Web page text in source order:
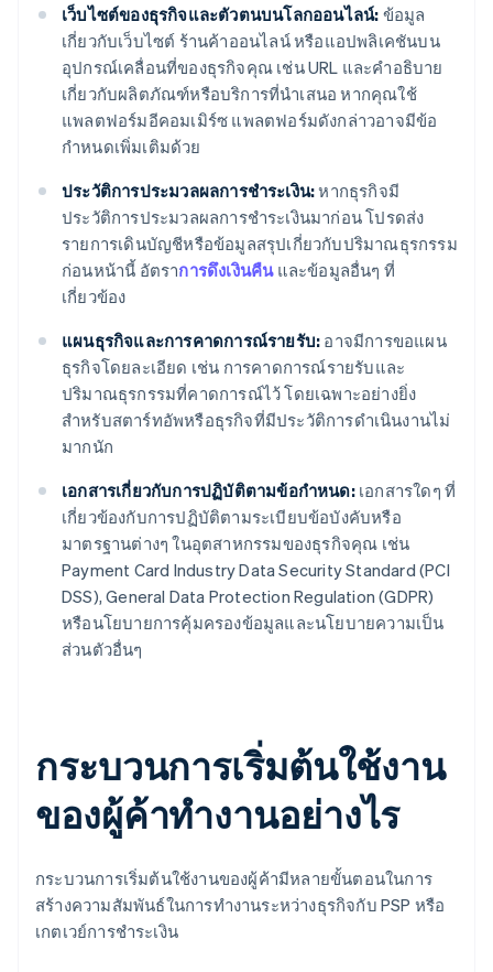
เว็บไซต์ของธุรกิจและตัวตนบนโลกออนไลน์: ข้อมูล
เกี่ยวกับเว็บไซต์ ร้านค้าออนไลน์ หรือแอปพลิเคชันบน
อุปกรณ์เคลื่อนที่ของธุรกิจคุณ เช่น URL และคำอธิบาย
เกี่ยวกับผลิตภัณฑ์หรือบริการที่นำเสนอ หากคุณใช้
แพลตฟอร์มอีคอมเมิร์ซ แพลตฟอร์มดังกล่าวอาจมีข้อ
กำหนดเพิ่มเติมด้วย
ประวัติการประมวลผลการชำระเงิน:หากธุรกิจมี
ประวัติการประมวลผลการชำระเงินมาก่อน โปรดส่ง
รายการเดินบัญชีหรือข้อมูลสรุปเกี่ยวกับปริมาณธุรกรรม
ก่อนหน้านี้ อัตราการดึงเงินคืนและข้อมูลอื่นๆ ที่
เกี่ยวข้อง
แผนธุรกิจและการคาดการณ์รายรับ: อาจมีการขอแผน
ธุรกิจโดยละเอียด เช่น การคาดการณ์รายรับและ
ปริมาณธุรกรรมที่คาดการณ์ไว้ โดยเฉพาะอย่างยิ่ง
สำหรับสตาร์ทอัพหรือธุรกิจที่มีประวัติการดำเนินงานไม่
มากนัก
เอกสารเกี่ยวกับการปฏิบัติตามข้อกำหนด:เอกสารใดๆ ที่
เกี่ยวข้องกับการปฏิบัติตามระเบียบข้อบังคับหรือ
มาตรฐานต่างๆ ในอุตสาหกรรมของธุรกิจคุณ เช่น
Payment Card Industry Data Security Standard (PCI
DSS), General Data Protection Regulation (GDPR)
หรือนโยบายการคุ้มครองข้อมูลและนโยบายความเป็น
ส่วนตัวอื่นๆ
กระบวนการเริ่มต้นใช้งาน
ของผู้ค้าทำงานอย่างไร
กระบวนการเริ่มต้นใช้งานของผู้ค้ามีหลายขั้นตอนในการ
สร้างความสัมพันธ์ในการทำงานระหว่างธุรกิจกับ PSP หรือ
เกตเวย์การชำระเงิน